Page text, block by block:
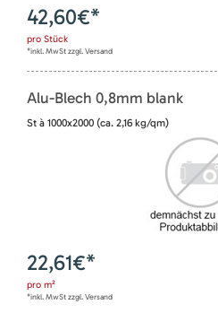
42,60€*
pro Stück
*inkl. MwSt zzgl. Versand
Alu-Blech 0,8mm blank
St à 1000x2000 (ca. 2,16 kg/qm)
22,61€*
pro m²
*inkl. MwSt zzgl. Versand